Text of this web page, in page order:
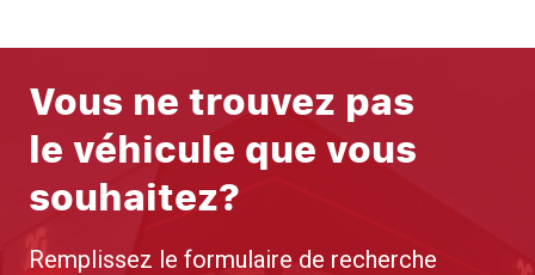
Vous ne trouvez pas
le véhicule que vous
souhaitez?
Remplissez le formulaire de recherche